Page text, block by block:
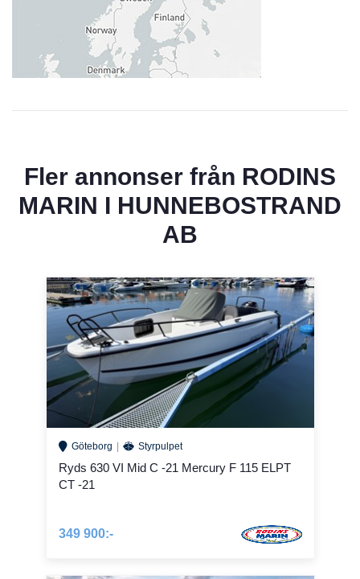
Fler annonser från RODINS
MARIN I HUNNEBOSTRAND
AB
Göteborg Styrpulpet
Ryds 630 VI Mid C -21 Mercury F 115 ELPT
CT -21
349 900:-